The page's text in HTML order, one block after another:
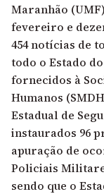
Maranhão
fevereiro e
454 notícias de
todo o Estado
fornecidos à
Humanos
Estadual de
instaurados 96
apuração de
Policiais
sendo que o